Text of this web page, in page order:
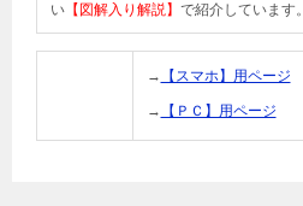
い【図解入り解説】 で紹介しています。
→【スマホ】用ページ
→【ＰＣ】用ページ